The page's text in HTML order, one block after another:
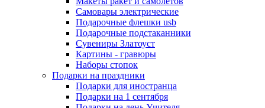
Самовары электрические
Подарочные флешки usb
Подарочные подстаканники
Сувениры Златоуст
Картины - гравюры
Наборы стопок
Подарки на праздники
Подарки для иностранца
Подарки на 1 сентября